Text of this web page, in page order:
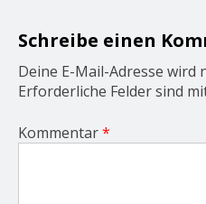
o
n
Schreibe einen
Deine E-Mail-Adresse wird
Erforderliche Felder sind
Kommentar*